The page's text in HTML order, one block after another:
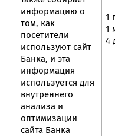
информацию о
том, как
посетители
используют сайт
Банка, и эта
информация
используется для
внутреннего
анализа и
оптимизации
сайта Банка
1
1
4